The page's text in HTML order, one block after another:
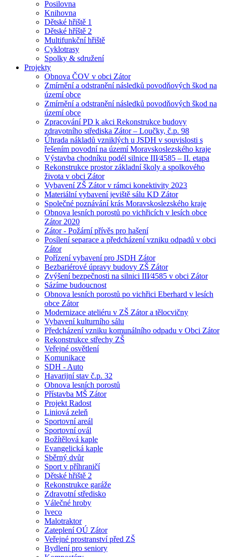
Posilovna
Knihovna
Dětské hřiště 1
Dětské hříště 2
Multifunkční hřiště
Cyklotrasy
Spolky & sdružení
Projekty
Obnova ČOV v obci Zátor
Zmírnění a odstranění následků povodňových škod na
území obce
Zmírnění a odstranění následků povodňových škod na
území obce
Zpracování PD k akci Rekonstrukce budovy
zdravotního střediska Zátor – Loučky, č.p. 98
Úhrada nákladů vzniklých u JSDH v souvislosti s
řešením povodní na území Moravskoslezského kraje
Výstavba chodníku podél silnice III⁄4585 – II. etapa
Rekonstrukce prostor základní školy a spolkového
života v obci Zátor
Vybavení ZŠ Zátor v rámci konektivity 2023
Materiální vybavení jeviště sálu KD Zátor
Společné poznávání krás Moravskoslezského kraje
Obnova lesních porostů po vichřicích v lesích obce
Zátor 2020
Zátor - Požární přívěs pro hašení
Posílení separace a předcházení vzniku odpadů v obci
Zátor
Pořízení vybavení pro JSDH Zátor
Bezbariérové úpravy budovy ZŠ Zátor
Zvýšení bezpečnosti na silnici III⁄4585 v obci Zátor
Sázíme budoucnost
Obnova lesních porostů po vichřici Eberhard v lesích
obce Zátor
Modernizace ateliéru v ZŠ Zátor a tělocvičny
Vybavení kulturního sálu
Předcházení vzniku komunálního odpadu v Obci Zátor
Rekonstrukce střechy ZŠ
Veřejné osvětlení
Komunikace
SDH - Auto
Havarijní stav č.p. 32
Obnova lesních porostů
Přístavba MŠ Zátor
Projekt Radost
Liniová zeleň
Sportovní areál
Sportovní ovál
Božítělová kaple
Evangelická kaple
Sběrný dvůr
Sport v příhraničí
Dětské hřiště 2
Rekonstrukce garáže
Zdravotní středisko
Válečné hroby
Iveco
Malotraktor
Zateplení OÚ Zátor
Veřejné prostranství před ZŠ
Bydlení pro seniory